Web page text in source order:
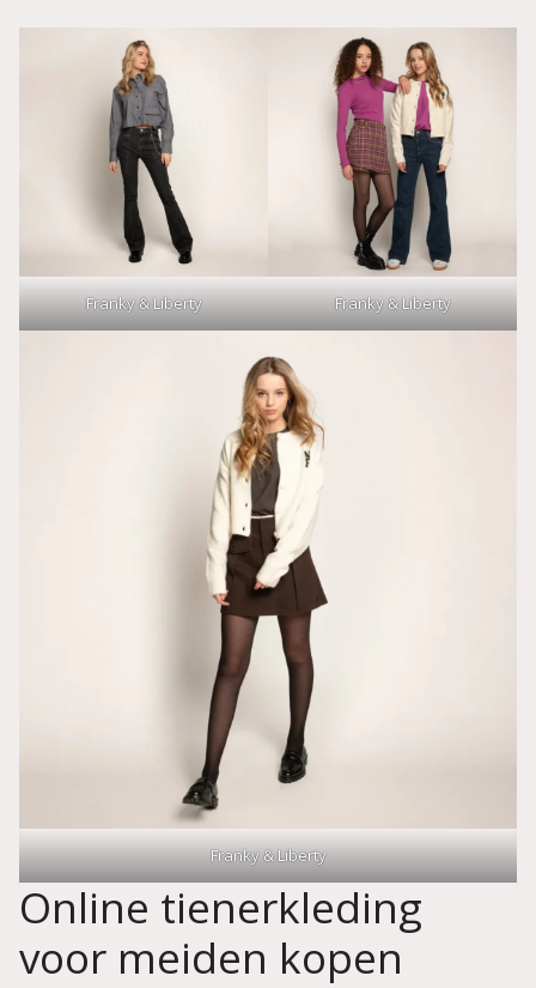
Franky & Liberty Franky & Liberty
Franky & Liberty
Online tienerkleding
voor meiden kopen